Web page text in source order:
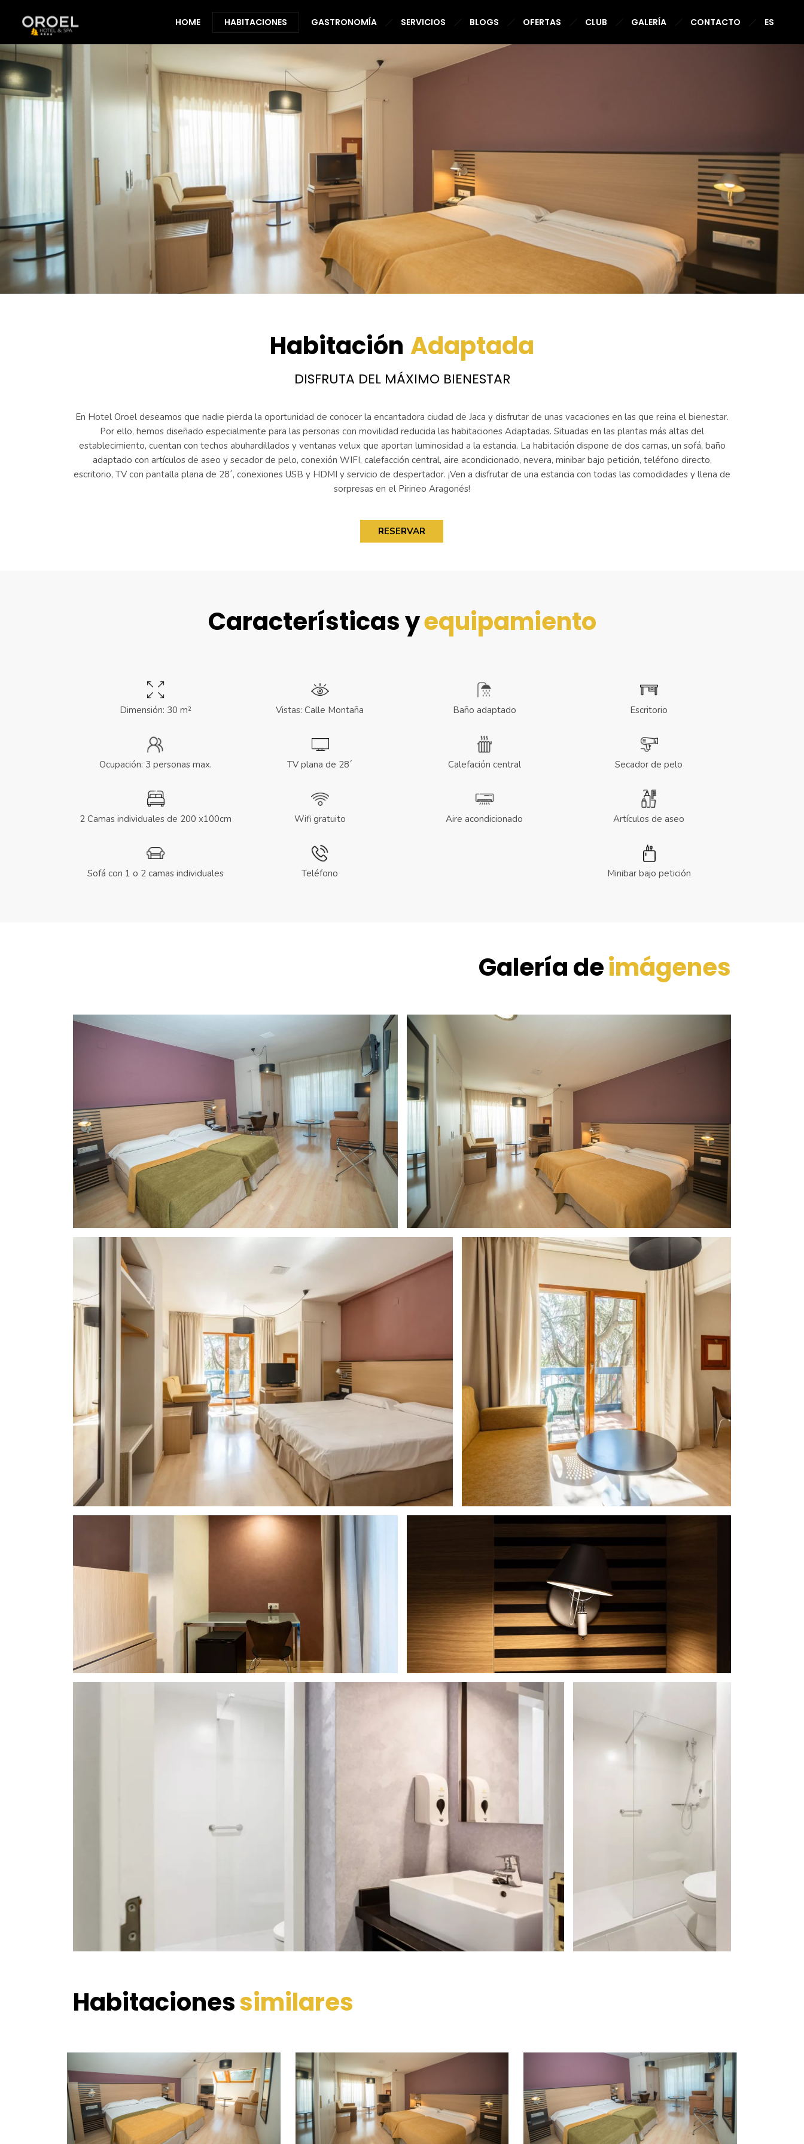
HOME HABITACIONES GASTRONOMÍA SERVICIOS BLOGS OFERTAS CLUB GALERÍA CONTACTO ES
Habitación Adaptada
DISFRUTA DEL MÁXIMO BIENESTAR
En Hotel Oroel deseamos que nadie pierda la oportunidad de conocer la encantadora ciudad de Jaca y disfrutar de unas vacaciones en las que reina el bienestar.
Por ello, hemos diseñado especialmente para las personas con movilidad reducida las habitaciones Adaptadas. Situadas en las plantas más altas del
establecimiento, cuentan con techos abuhardillados y ventanas velux que aportan luminosidad a la estancia. La habitación dispone de dos camas, un sofá, baño
adaptado con artículos de aseo y secador de pelo, conexión WIFI, calefacción central, aire acondicionado, nevera, minibar bajo petición, teléfono directo,
escritorio, TV con pantalla plana de 28´, conexiones USB y HDMI y servicio de despertador. ¡Ven a disfrutar de una estancia con todas las comodidades y llena de
sorpresas en el Pirineo Aragonés!
RESERVAR
Características yequipamiento
Dimensión: 30 m²
Ocupación: 3 personas max.
2 Camas individuales de 200 x100cm
Sofá con 1 o 2 camas individuales
Vistas: Calle Montaña
TV plana de 28´
Wifi gratuito
Teléfono
Baño adaptado
Calefación central
Aire acondicionado
Escritorio
Secador de pelo
Artículos de aseo
Minibar bajo petición
Galería deimágenes
Habitacionessimilares